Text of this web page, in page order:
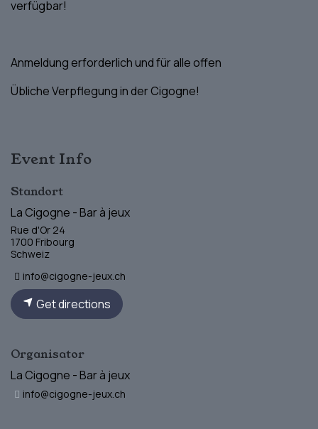
verfügbar!
Anmeldung erforderlich und für alle offen
Übliche Verpflegung in der Cigogne!
Event Info
Standort
La Cigogne - Bar à jeux
Rue d'Or 24
1700 Fribourg
Schweiz
info@cigogne-jeux.ch
Get directions
Organisator
La Cigogne - Bar à jeux
info@cigogne-jeux.ch